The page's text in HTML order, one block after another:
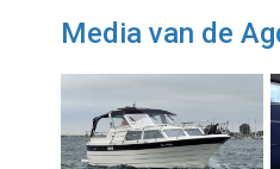
Media van de